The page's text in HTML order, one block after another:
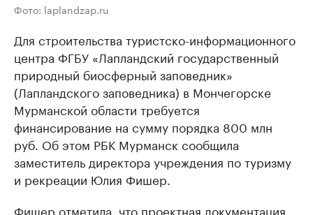
Фото: laplandzap.ru
Для строительства туристско-информационного
центра ФГБУ «Лапландский государственный
природный биосферный заповедник»
(Лапландского заповедника) в Мончегорске
Мурманской области требуется
финансирование на сумму порядка 800 млн
руб. Об этом РБК Мурманск сообщила
заместитель директора учреждения по туризму
и рекреации Юлия Фишер.
Фишер отметила, что проектная документация